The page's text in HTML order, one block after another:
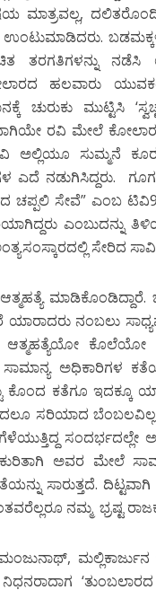
ಮಾತ್ರವಲ್ಲ,
ಉಂಟುಮಾಡಿದರು.
ತರಗತಿಗಳನ್ನು
ಹಲವಾರು
ಚುರುಕು ಮುಟ್ಟಿಸಿ
ರವಿ ಮೇಲೆ
ಅಲ್ಲಿಯೂ ಸುಮ್ಮನೆ
ಎದೆ ನಡುಗಿಸಿದ್ದರು.
ಸೇವೆ” ಎಂಬ ಟಿವಿ9
ಎಂಬುದನ್ನು
ಸೇರಿದ
ಮಾಡಿಕೊಂಡಿದ್ದಾರೆ.
ಯಾರಾದರು ನಂಬಲು
ಆತ್ಮಹತ್ಯೆಯೋ
ಅಧಿಕಾರಿಗಳ
ಕೊಂದ ಕತೆಗೂ ಇದಕ್ಕೂ
ಸರಿಯಾದ
ಸಂದರ್ಭದಲ್ಲೇ
ಅವರ ಮೇಲೆ
ಸಾರುತ್ತದೆ.
ನಮ್ಮ ಭ್ರಷ್ಟ
ಮಂಜುನಾಥ್,
ನಿಧನರಾದಾಗ